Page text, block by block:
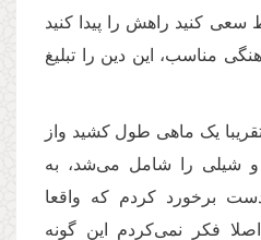
سعی کنید راهش را پیدا کنید
مناسب، این دین را تبلیغ
یک ماهی طول کشید واز
و شیلی را شامل می‌شد، به
برخورد کردم که واقعا
فکر نمی‌کردم این گونه